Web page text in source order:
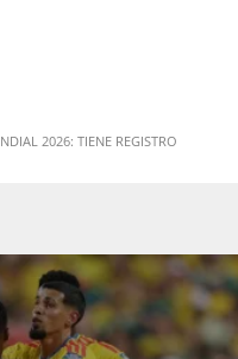
2026: TIENE REGISTRO